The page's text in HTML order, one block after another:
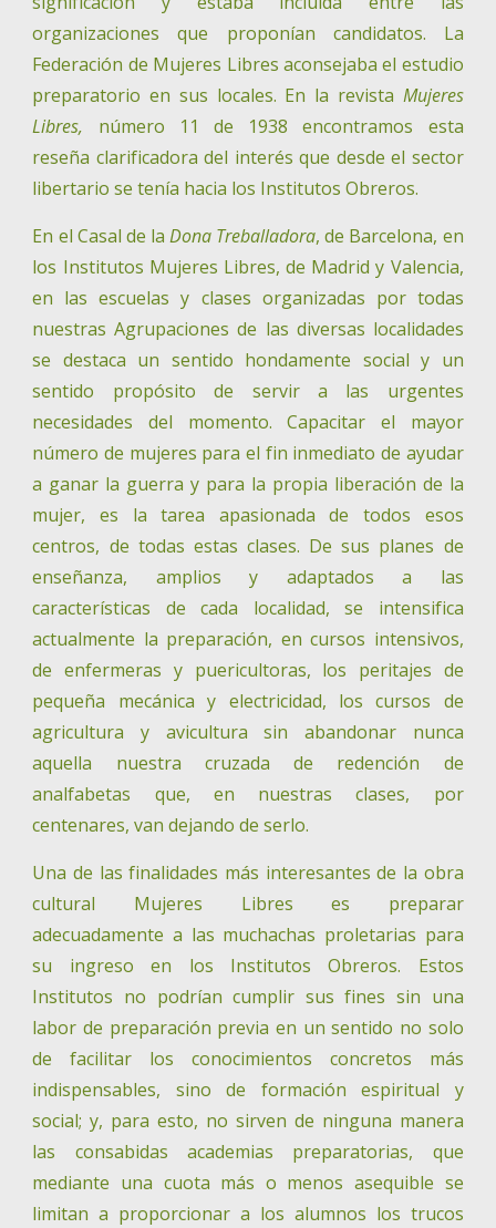
organizaciones que proponían candidatos. La
Federación de Mujeres Libres aconsejaba el estudio
preparatorio en sus locales. En la revista Mujeres
Libres, número 11 de 1938 encontramos esta
reseña clarificadora del interés que desde el sector
libertario se tenía hacia los Institutos Obreros.
En el Casal de laDona Treballadora, de Barcelona, en
los Institutos Mujeres Libres, de Madrid y Valencia,
en las escuelas y clases organizadas por todas
nuestras Agrupaciones de las diversas localidades
se destaca un sentido hondamente social y un
sentido propósito de servir a las urgentes
necesidades del momento. Capacitar el mayor
número de mujeres para el fin inmediato de ayudar
a ganar la guerra y para la propia liberación de la
mujer, es la tarea apasionada de todos esos
centros, de todas estas clases. De sus planes de
enseñanza, amplios y adaptados a las
características de cada localidad, se intensifica
actualmente la preparación, en cursos intensivos,
de enfermeras y puericultoras, los peritajes de
pequeña mecánica y electricidad, los cursos de
agricultura y avicultura sin abandonar nunca
aquella nuestra cruzada de redención de
analfabetas que, en nuestras clases, por
centenares, van dejando de serlo.
Una de las finalidades más interesantes de la obra
cultural Mujeres Libres es preparar
adecuadamente a las muchachas proletarias para
su ingreso en los Institutos Obreros. Estos
Institutos no podrían cumplir sus fines sin una
labor de preparación previa en un sentido no solo
de facilitar los conocimientos concretos más
indispensables, sino de formación espiritual y
social; y, para esto, no sirven de ninguna manera
las consabidas academias preparatorias, que
mediante una cuota más o menos asequible se
limitan a proporcionar a los alumnos los trucos